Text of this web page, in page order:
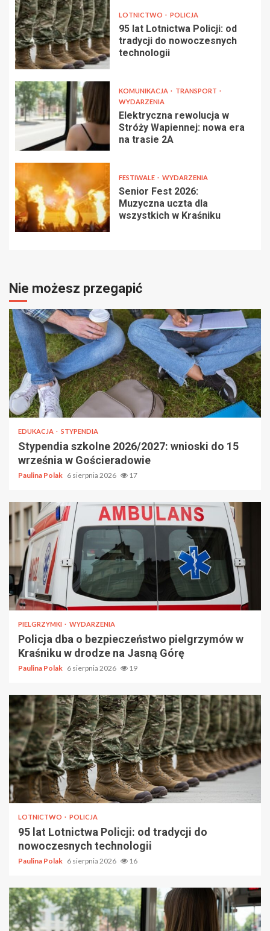
LOTNICTWO POLICJA
95 lat Lotnictwa Policji: od
tradycji do nowoczesnych
technologii
KOMUNIKACJA
TRANSPORT
WYDARZENIA
Elektryczna rewolucja w
Stróży Wapiennej: nowa era
na trasie 2A
FESTIWALE WYDARZENIA
Senior Fest 2026:
Muzyczna uczta dla
wszystkich w Kraśniku
Nie możesz przegapić
EDUKACJA STYPENDIA
Stypendia szkolne 2026/2027: wnioski do 15
września w Gościeradowie
Paulina Polak 6 sierpnia 2026 17
PIELGRZYMKI WYDARZENIA
Policja dba o bezpieczeństwo pielgrzymów w
Kraśniku w drodze na Jasną Górę
Paulina Polak 6 sierpnia 2026 19
LOTNICTWO POLICJA
95 lat Lotnictwa Policji: od tradycji do
nowoczesnych technologii
Paulina Polak 6 sierpnia 2026 16